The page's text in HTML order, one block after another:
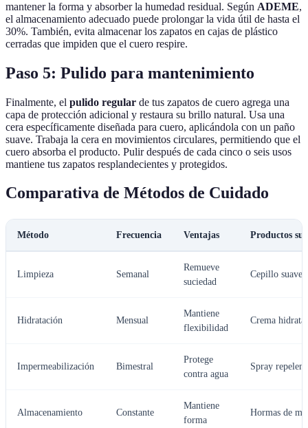
mantener la forma y absorber la humedad residual. Según ADEME,
el almacenamiento adecuado puede prolongar la vida útil de hasta el
30%. También, evita almacenar los zapatos en cajas de plástico
cerradas que impiden que el cuero respire.
Paso 5: Pulido para mantenimiento
Finalmente, el pulido regular de tus zapatos de cuero agrega una
capa de protección adicional y restaura su brillo natural. Usa una
cera específicamente diseñada para cuero, aplicándola con un paño
suave. Trabaja la cera en movimientos circulares, permitiendo que el
cuero absorba el producto. Pulir después de cada cinco o seis usos
mantiene tus zapatos resplandecientes y protegidos.
Comparativa de Métodos de Cuidado
Método Frecuencia Ventajas Productos
Limpieza Semanal
Remueve
suciedad
Cepillo suave
Hidratación Mensual
Mantiene
flexibilidad
Crema
Impermeabilización Bimestral
Protege
contra agua
Spray
Almacenamiento Constante
Mantiene
forma
Hormas de